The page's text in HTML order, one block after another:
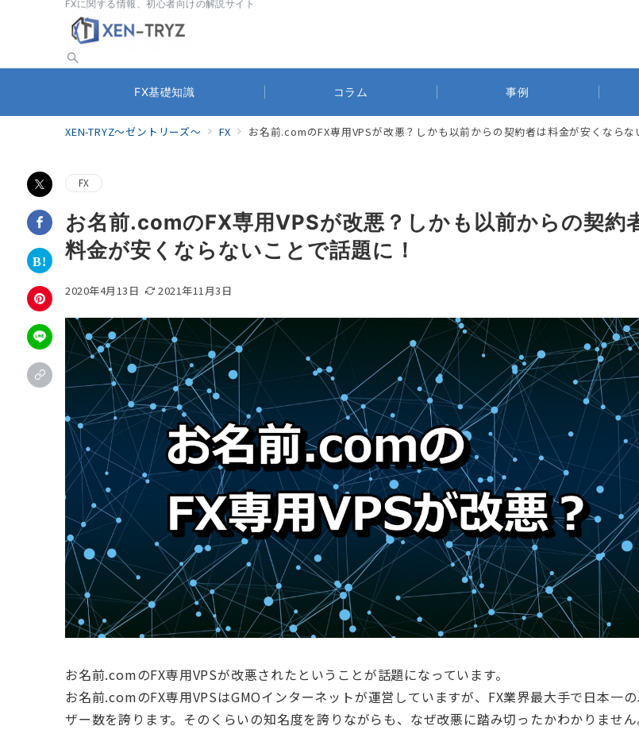
FXに関する情報、初心者向けの解説サイト
FX基礎知識 コラム 事例
XEN-TRYZ～ゼントリーズ～ FX お名前.comのFX専用VPSが改悪？しかも以前からの契約者は料金が安くならな
FX
お名前.comのFX専用VPSが改悪？しかも以前からの契約
料金が安くならないことで話題に！
2020年4月13日 2021年11月3日
お名前.comのFX専用VPSが改悪されたということが話題になっています。
お名前.comのFX専用VPSはGMOインターネットが運営していますが、FX業界最大手で日本一の
ザー数を誇ります。そのくらいの知名度を誇りながらも、なぜ改悪に踏み切ったかわかりません